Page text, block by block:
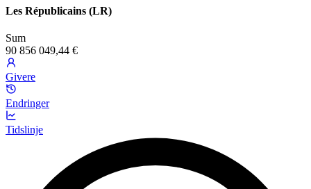
Les Républicains (LR)
Sum
90 856 049,44 €
Givere
Endringer
Tidslinje